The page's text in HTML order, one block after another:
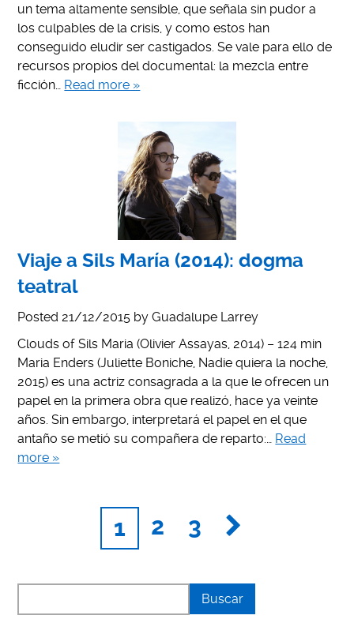
un tema altamente sensible, que señala sin pudor a
los culpables de la crisis, y como estos han
conseguido eludir ser castigados. Se vale para ello de
recursos propios del documental: la mezcla entre
ficción… Read more »
Viaje a Sils María (2014): dogma
teatral
Posted 21/12/2015 byGuadalupe Larrey
Clouds of Sils Maria (Olivier Assayas, 2014) – 124 min
Maria Enders (Juliette Boniche, Nadie quiera la noche,
2015) es una actriz consagrada a la que le ofrecen un
papel en la primera obra que realizó, hace ya veinte
años. Sin embargo, interpretará el papel en el que
antaño se metió su compañera de reparto:… Read
more »
1 2 3